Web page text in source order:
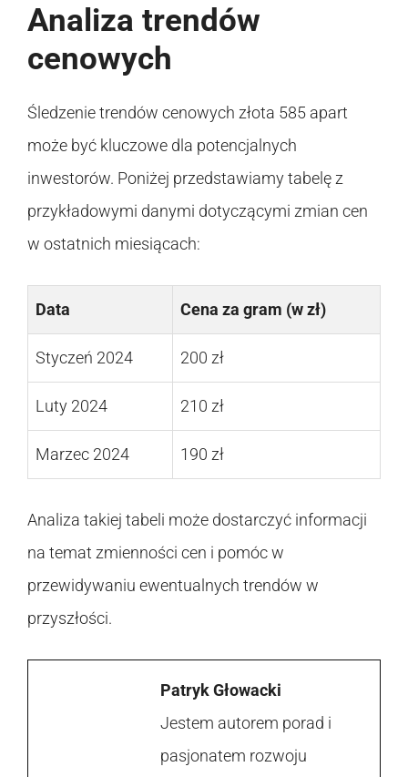
Analiza trendów
cenowych
Śledzenie trendów cenowych złota 585 apart
może być kluczowe dla potencjalnych
inwestorów. Poniżej przedstawiamy tabelę z
przykładowymi danymi dotyczącymi zmian cen
w ostatnich miesiącach:
Data Cena za gram (w zł)
Styczeń 2024 200 zł
Luty 2024 210 zł
Marzec 2024 190 zł
Analiza takiej tabeli może dostarczyć informacji
na temat zmienności cen i pomóc w
przewidywaniu ewentualnych trendów w
przyszłości.
Patryk Głowacki
Jestem autorem porad i
pasjonatem rozwoju